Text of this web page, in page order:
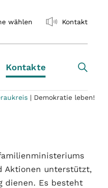
wählen Kontakt
Kontakte
| Demokratie leben!
Aktionen unterstützt,
dienen. Es besteht